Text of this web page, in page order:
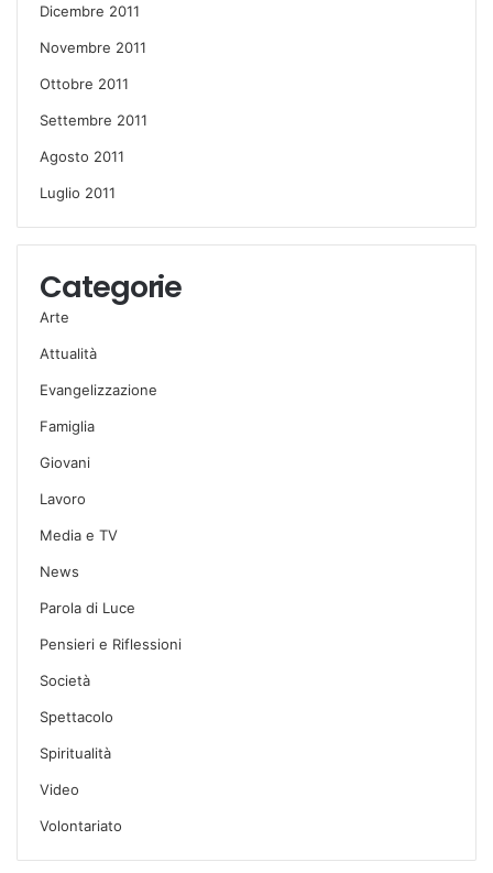
Dicembre 2011
Novembre 2011
Ottobre 2011
Settembre 2011
Agosto 2011
Luglio 2011
Categorie
Arte
Attualità
Evangelizzazione
Famiglia
Giovani
Lavoro
Media e TV
News
Parola di Luce
Pensieri e Riflessioni
Società
Spettacolo
Spiritualità
Video
Volontariato